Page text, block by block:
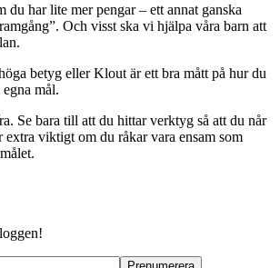
du har lite mer pengar – ett annat ganska
Och visst ska vi hjälpa våra barn att
betyg eller Klout är ett bra mått på hur du
mål.
Se bara till att du hittar verktyg så att du når
extra viktigt om du råkar vara ensam som